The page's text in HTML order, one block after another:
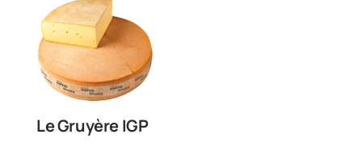
Le Gruyère IGP